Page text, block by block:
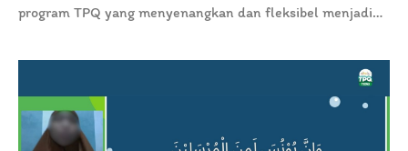
program TPQ yang menyenangkan dan fleksibel menjadi